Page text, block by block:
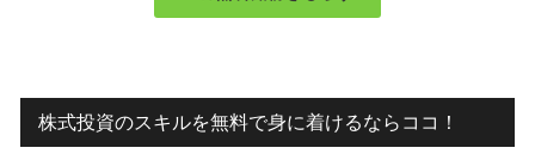
株式投資のスキルを無料で身に着けるならココ！